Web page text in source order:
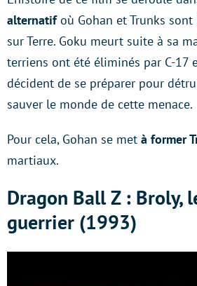
alternatifoù Gohan et Trunks sont
sur Terre. Goku meurt suite à sa
terriens ont été éliminés par C-17
décident de se préparer pour
sauver le monde de cette menace.
Pour cela, Gohan se met à former
martiaux.
Dragon Ball Z : Broly,
guerrier (1993)